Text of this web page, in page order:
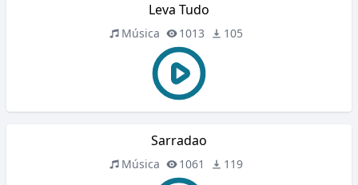
Leva Tudo
Música 1013 105
Sarradao
Música 1061 119